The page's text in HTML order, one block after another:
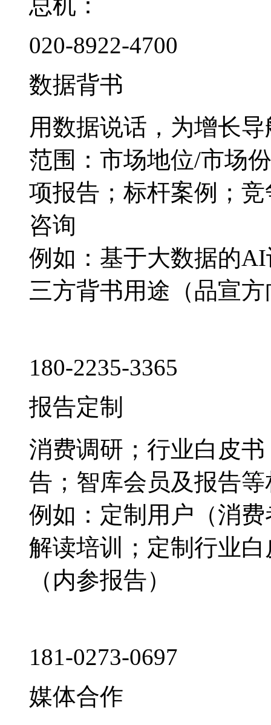
总机：
020-8922-4700
数据背书
用数据说话，为增长导
范围：市场地位/市场
项报告；标杆案例；
咨询
例如：基于大数据的
三方背书用途（品宣
180-2235-3365
报告定制
消费调研；行业白皮
告；智库会员及报告
例如：定制用户（消
解读培训；定制行业
（内参报告）
181-0273-0697
媒体合作